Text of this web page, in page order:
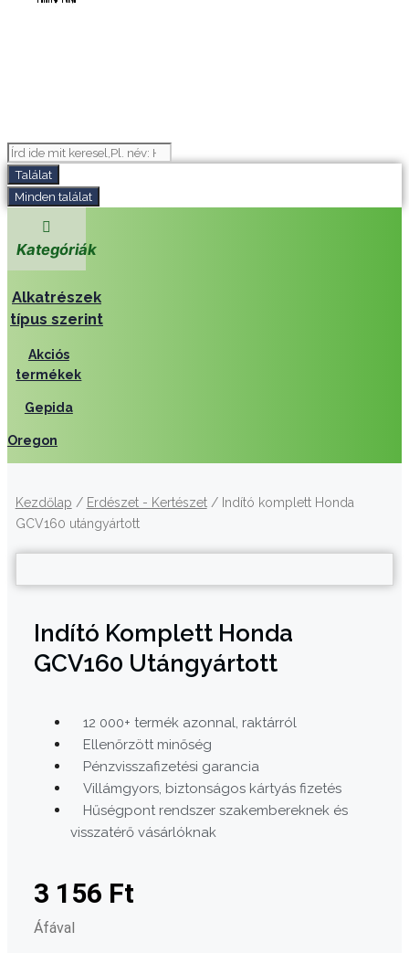
Search
Találat
Minden találat
Kategóriák
Alkatrészek
típus szerint
Akciós
termékek
Gepida
Oregon
Kezdőlap / Erdészet - Kertészet/ Indító komplett Honda
GCV160 utángyártott
Indító Komplett Honda
GCV160 Utángyártott
12 000+ termék azonnal, raktárról
Ellenőrzött minőség
Pénzvisszafizetési garancia
Villámgyors, biztonságos kártyás fizetés
Hűségpont rendszer szakembereknek és
visszatérő vásárlóknak
3 156 Ft
Áfával